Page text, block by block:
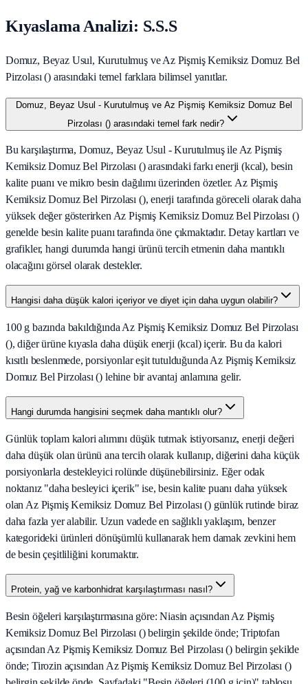
Kıyaslama Analizi: S.S.S
Domuz, Beyaz Usul, Kurutulmuş ve Az Pişmiş Kemiksiz Domuz Bel
Pirzolası () arasındaki temel farklara bilimsel yanıtlar.
Domuz, Beyaz Usul - Kurutulmuş ve Az Pişmiş Kemiksiz Domuz Bel
Pirzolası () arasındaki temel fark nedir?
Bu karşılaştırma, Domuz, Beyaz Usul - Kurutulmuş ile Az Pişmiş
Kemiksiz Domuz Bel Pirzolası () arasındaki farkı enerji (kcal), besin
kalite puanı ve mikro besin dağılımı üzerinden özetler. Az Pişmiş
Kemiksiz Domuz Bel Pirzolası (), enerji tarafında göreceli olarak daha
yüksek değer gösterirken Az Pişmiş Kemiksiz Domuz Bel Pirzolası ()
genelde besin kalite puanı tarafında öne çıkmaktadır. Detay kartları ve
grafikler, hangi durumda hangi ürünü tercih etmenin daha mantıklı
olacağını görsel olarak destekler.
Hangisi daha düşük kalori içeriyor ve diyet için daha uygun olabilir?
100 g bazında bakıldığında Az Pişmiş Kemiksiz Domuz Bel Pirzolası
(), diğer ürüne kıyasla daha düşük enerji (kcal) içerir. Bu da kalori
kısıtlı beslenmede, porsiyonlar eşit tutulduğunda Az Pişmiş Kemiksiz
Domuz Bel Pirzolası () lehine bir avantaj anlamına gelir.
Hangi durumda hangisini seçmek daha mantıklı olur?
Günlük toplam kalori alımını düşük tutmak istiyorsanız, enerji değeri
daha düşük olan ürünü ana tercih olarak kullanıp, diğerini daha küçük
porsiyonlarla destekleyici rolünde düşünebilirsiniz. Eğer odak
noktanız "daha besleyici içerik" ise, besin kalite puanı daha yüksek
olan Az Pişmiş Kemiksiz Domuz Bel Pirzolası () günlük rutinde biraz
daha fazla yer alabilir. Uzun vadede en sağlıklı yaklaşım, benzer
kategorideki ürünleri dönüşümlü kullanarak hem damak zevkini hem
de besin çeşitliliğini korumaktır.
Protein, yağ ve karbonhidrat karşılaştırması nasıl?
Besin öğeleri karşılaştırmasına göre: Niasin açısından Az Pişmiş
Kemiksiz Domuz Bel Pirzolası () belirgin şekilde önde; Triptofan
açısından Az Pişmiş Kemiksiz Domuz Bel Pirzolası () belirgin şekilde
önde; Tirozin açısından Az Pişmiş Kemiksiz Domuz Bel Pirzolası ()